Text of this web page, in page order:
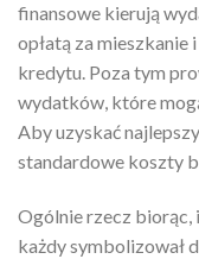
finansowe kierują
opłatą za
kredytu. Poza tym
wydatków, które
Aby uzyskać
standardowe koszty
Ogólnie rzecz biorąc,
każdy symbolizował